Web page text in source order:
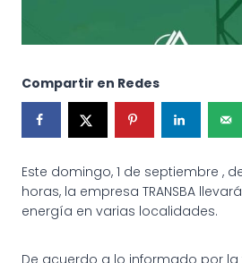
Compartir en Redes
Este domingo, 1 de septiembre ,
horas, la empresa TRANSBA
energía en varias localidades.
De acuerdo a lo informado por la